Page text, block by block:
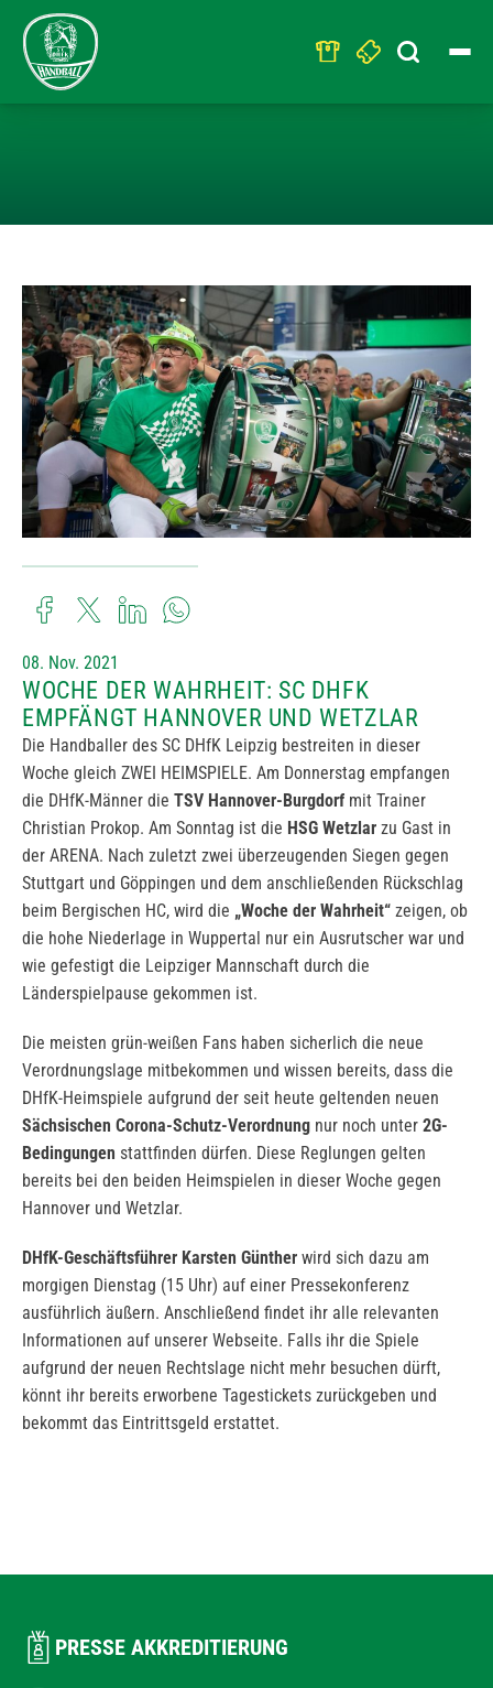
Search
for:
08. Nov. 2021
WOCHE DER WAHRHEIT: SC DHFK
EMPFÄNGT HANNOVER UND WETZLAR
Die Handballer des SC DHfK Leipzig bestreiten in dieser
Woche gleich ZWEI HEIMSPIELE. Am Donnerstag empfangen
die DHfK-Männer die TSV Hannover-Burgdorf mit Trainer
Christian Prokop. Am Sonntag ist die HSG Wetzlar zu Gast in
der ARENA. Nach zuletzt zwei überzeugenden Siegen gegen
Stuttgart und Göppingen und dem anschließenden Rückschlag
beim Bergischen HC, wird die „Woche der Wahrheit“ zeigen, ob
die hohe Niederlage in Wuppertal nur ein Ausrutscher war und
wie gefestigt die Leipziger Mannschaft durch die
Länderspielpause gekommen ist.
Die meisten grün-weißen Fans haben sicherlich die neue
Verordnungslage mitbekommen und wissen bereits, dass die
DHfK-Heimspiele aufgrund der seit heute geltenden neuen
Sächsischen Corona-Schutz-Verordnung nur noch unter 2G-
Bedingungen stattfinden dürfen. Diese Reglungen gelten
bereits bei den beiden Heimspielen in dieser Woche gegen
Hannover und Wetzlar.
DHfK-Geschäftsführer Karsten Günther wird sich dazu am
morgigen Dienstag (15 Uhr) auf einer Pressekonferenz
ausführlich äußern. Anschließend findet ihr alle relevanten
Informationen auf unserer Webseite. Falls ihr die Spiele
aufgrund der neuen Rechtslage nicht mehr besuchen dürft,
könnt ihr bereits erworbene Tagestickets zurückgeben und
bekommt das Eintrittsgeld erstattet.
PRESSE AKKREDITIERUNG